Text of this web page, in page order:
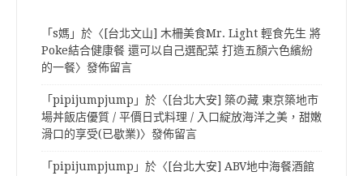
「s媽 」於〈 [台北文山] 木柵美食Mr. Light 輕食先生 將
Poke結合健康餐 還可以自己選配菜 打造五顏六色繽紛
的一餐〉發佈留言
「pipijumpjump 」於〈 [台北大安] 築の藏 東京築地市
場丼飯店優質 / 平價日式料理 / 入口綻放海洋之美，甜嫩
滑口的享受(已歇業)〉發佈留言
「pipijumpjump 」於〈 [台北大安] ABV地中海餐酒館